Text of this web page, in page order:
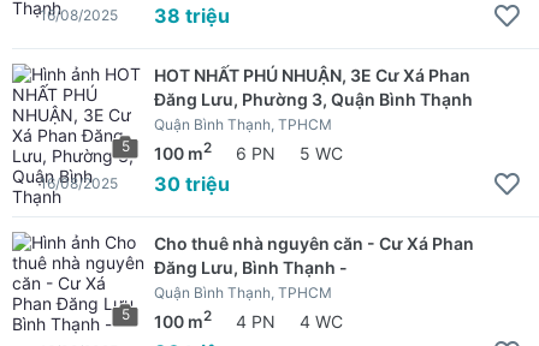
38 triệu
16/08/2025
5
HOT NHẤT PHÚ NHUẬN, 3E Cư Xá Phan
Đăng Lưu, Phường 3, Quận Bình Thạnh
Quận Bình Thạnh, TPHCM
100 m2 6 PN 5 WC
30 triệu
16/08/2025
5
Cho thuê nhà nguyên căn - Cư Xá Phan
Đăng Lưu, Bình Thạnh -
Quận Bình Thạnh, TPHCM
100 m2 4 PN 4 WC